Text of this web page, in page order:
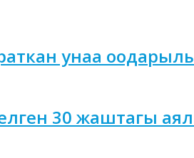
унаа
30 жаштагы